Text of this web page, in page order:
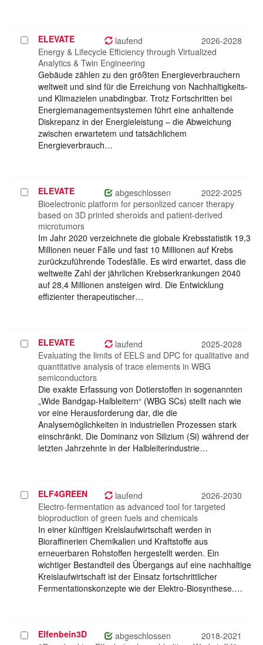
Projekt
auswählen
ELEVATE laufend
2026-2028
Energy & Lifecycle Efficiency through Virtualized
Analytics & Twin Engineering
Gebäude zählen zu den größten Energieverbrauchern
weltweit und sind für die Erreichung von Nachhaltigkeits-
und Klimazielen unabdingbar. Trotz Fortschritten bei
Energiemanagementsystemen führt eine anhaltende
Diskrepanz in der Energieleistung – die Abweichung
zwischen erwartetem und tatsächlichem
Energieverbrauch…
Projekt
auswählen
ELEVATE abgeschlossen
2022-2025
Bioelectronic platform for personlized cancer therapy
based on 3D printed sheroids and patient-derived
microtumors
Im Jahr 2020 verzeichnete die globale Krebsstatistik 19,3
Millionen neuer Fälle und fast 10 Millionen auf Krebs
zurückzuführende Todesfälle. Es wird erwartet, dass die
weltweite Zahl der jährlichen Krebserkrankungen 2040
auf 28,4 Millionen ansteigen wird. Die Entwicklung
effizienter therapeutischer…
Projekt
auswählen
ELEVATE laufend
2025-2028
Evaluating the limits of EELS and DPC for qualitative and
quantitative analysis of trace elements in WBG
semiconductors
Die exakte Erfassung von Dotierstoffen in sogenannten
„Wide Bandgap-Halbleitern“ (WBG SCs) stellt nach wie
vor eine Herausforderung dar, die die
Analysemöglichkeiten in industriellen Prozessen stark
einschränkt. Die Dominanz von Silizium (Si) während der
letzten Jahrzehnte in der Halbleiterindustrie…
Projekt
auswählen
ELF4GREEN laufend
2026-2030
Electro-fermentation as advanced tool for targeted
bioproduction of green fuels and chemicals
In einer künftigen Kreislaufwirtschaft werden in
Bioraffinerien Chemikalien und Kraftstoffe aus
erneuerbaren Rohstoffen hergestellt werden. Ein
wichtiger Bestandteil des Übergangs auf eine nachhaltige
Kreislaufwirtschaft ist der Einsatz fortschrittlicher
Fermentationskonzepte wie der Elektro-Biosynthese.…
ProjektElfenbein3D abgeschlossen
2018-2021